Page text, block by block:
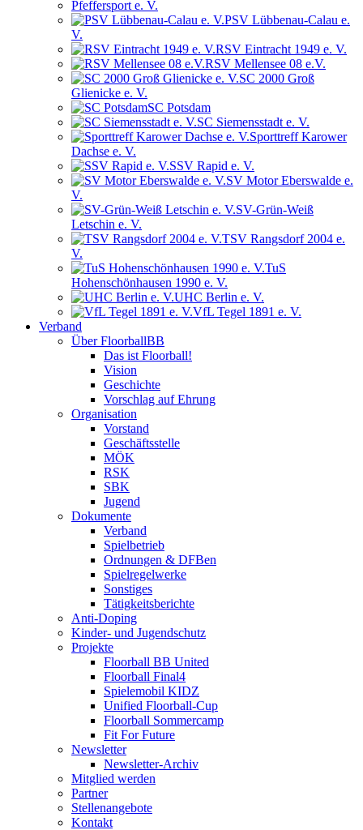
Pfeffersport e. V.
PSV Lübbenau-Calau e.
V.
RSV Eintracht 1949 e. V.
RSV Mellensee 08 e.V.
SC 2000 Groß
Glienicke e. V.
SC Potsdam
SC Siemensstadt e. V.
Sporttreff Karower
Dachse e. V.
SSV Rapid e. V.
SV Motor Eberswalde e.
V.
SV-Grün-Weiß
Letschin e. V.
TSV Rangsdorf 2004 e.
V.
TuS
Hohenschönhausen 1990 e. V.
UHC Berlin e. V.
VfL Tegel 1891 e. V.
Verband
Über FloorballBB
Das ist Floorball!
Vision
Geschichte
Vorschlag auf Ehrung
Organisation
Vorstand
Geschäftsstelle
MÖK
RSK
SBK
Jugend
Dokumente
Verband
Spielbetrieb
Ordnungen & DFBen
Spielregelwerke
Sonstiges
Tätigkeitsberichte
Anti-Doping
Kinder- und Jugendschutz
Projekte
Floorball BB United
Floorball Final4
Spielemobil KIDZ
Unified Floorball-Cup
Floorball Sommercamp
Fit For Future
Newsletter
Newsletter-Archiv
Mitglied werden
Partner
Stellenangebote
Kontakt